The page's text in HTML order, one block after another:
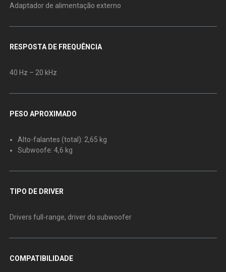
Adaptador de alimentação externo
RESPOSTA DE FREQUÊNCIA
40 Hz – 20 kHz
PESO APROXIMADO
Alto-falantes (total): 2,65 kg
Subwoofe: 4,6 kg
TIPO DE DRIVER
Drivers full-range, driver do subwoofer
COMPATIBILIDADE